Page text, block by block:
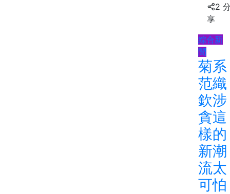
2
享
綜合新
聞
菊系
范織
欽涉
貪這
樣的
新潮
流太
可怕